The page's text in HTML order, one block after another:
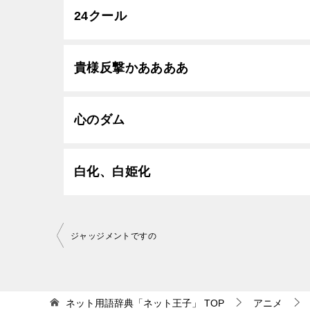
24クール
貴様反撃かああああ
心のダム
白化、白姫化
投
ビ
ジャッジメントですの
ネット用語辞典「ネット王子」 TOP アニメ